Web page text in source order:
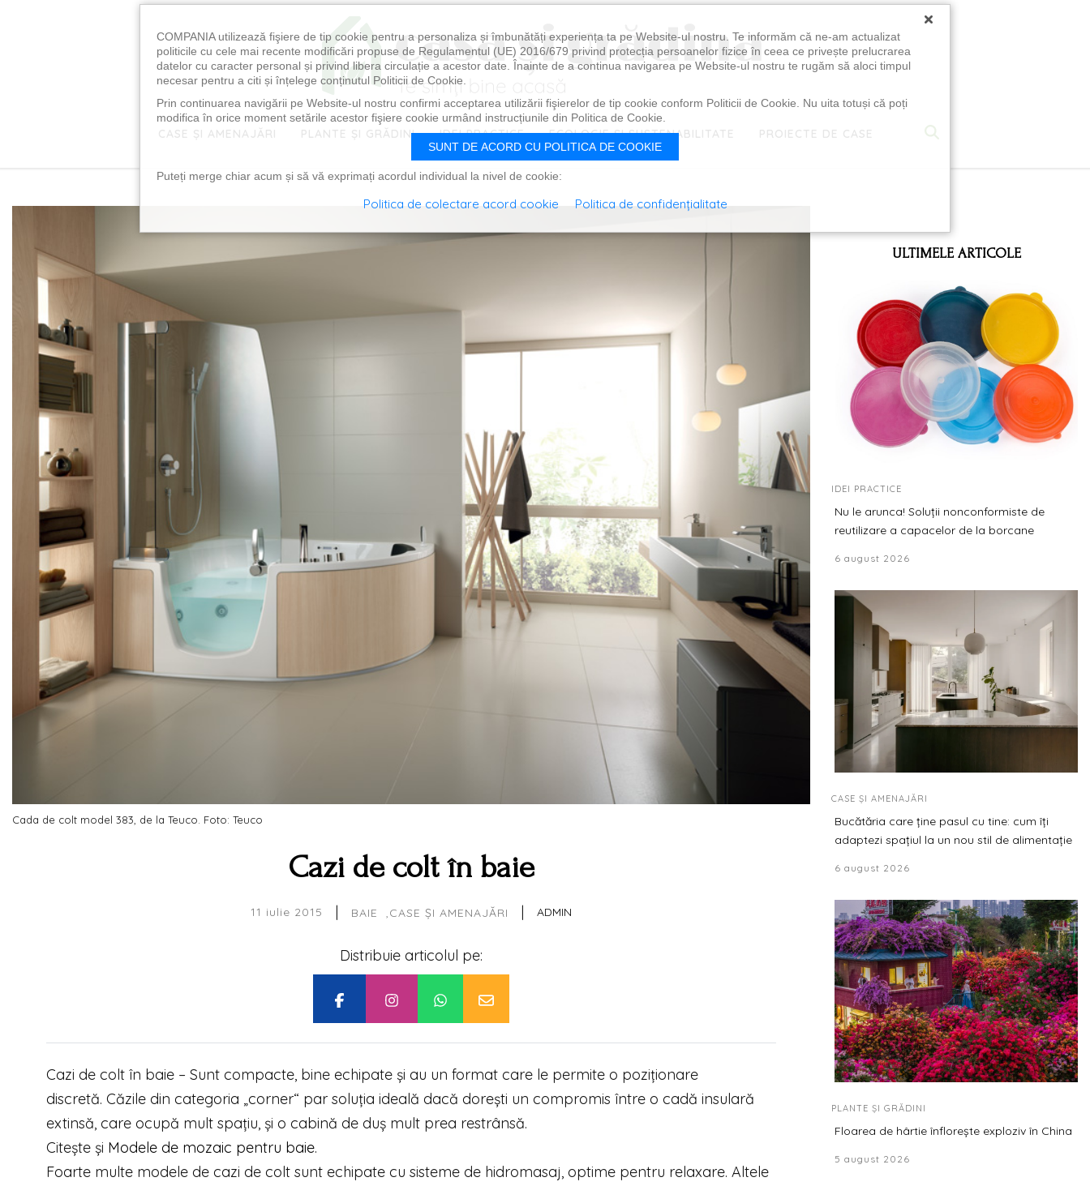
CASE ȘI AMENAJĂRI PLANTE ȘI GRĂDINI IDEI PRACTICE ECOLOGIE ȘI SUSTENABILITATE PROIECTE DE CASE
Cada de colt model 383, de la Teuco. Foto: Teuco
Cazi de colt în baie
11 iulie 2015 | BAIE CASE ȘI AMENAJĂRI | ADMIN
Distribuie articolul pe:
Cazi de colt în baie – Sunt compacte, bine echipate și au un format care le permite o poziționare
discretă. Căzile din categoria „corner“ par soluția ideală dacă dorești un compromis între o cadă insulară
extinsă, care ocupă mult spațiu, și o cabină de duș mult prea restrânsă.
Citește și Modele de mozaic pentru baie.
Foarte multe modele de cazi de colt sunt echipate cu sisteme de hidromasaj, optime pentru relaxare. Altele
ULTIMELE ARTICOLE
IDEI PRACTICE
Nu le arunca! Soluții nonconformiste de
reutilizare a capacelor de la borcane
6 august 2026
CASE ȘI AMENAJĂRI
Bucătăria care ține pasul cu tine: cum îți
adaptezi spațiul la un nou stil de alimentație
6 august 2026
PLANTE ȘI GRĂDINI
Floarea de hârtie înflorește exploziv în China
5 august 2026
×
COMPANIA utilizează fişiere de tip cookie pentru a personaliza și îmbunătăți experiența ta pe Website-ul nostru. Te informăm că ne-am actualizat
politicile cu cele mai recente modificări propuse de Regulamentul (UE) 2016/679 privind protecția persoanelor fizice în ceea ce privește prelucrarea
datelor cu caracter personal și privind libera circulație a acestor date. Înainte de a continua navigarea pe Website-ul nostru te rugăm să aloci timpul
necesar pentru a citi și înțelege conținutul Politicii de Cookie.
Prin continuarea navigării pe Website-ul nostru confirmi acceptarea utilizării fişierelor de tip cookie conform Politicii de Cookie. Nu uita totuși că poți
modifica în orice moment setările acestor fişiere cookie urmând instrucțiunile din Politica de Cookie.
SUNT DE ACORD CU POLITICA DE COOKIE
Puteți merge chiar acum și să vă exprimați acordul individual la nivel de cookie:
Politica de colectare acord cookie Politica de confidențialitate